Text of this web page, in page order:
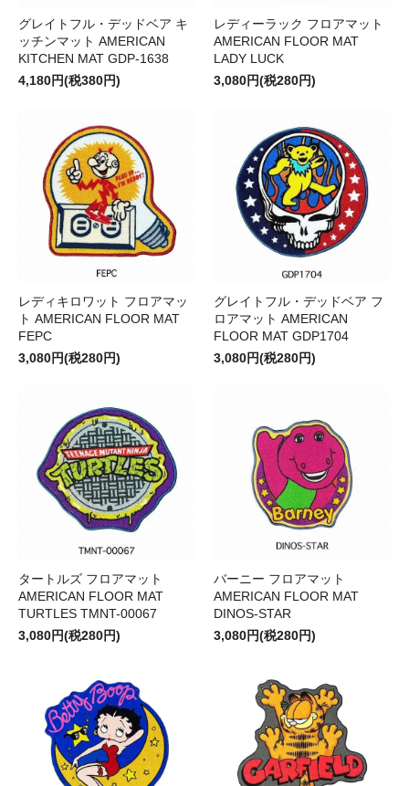
グレイトフル・デッドベア キ
ッチンマット AMERICAN
KITCHEN MAT GDP-1638
4,180円(税380円)
レディーラック フロアマット
AMERICAN FLOOR MAT
LADY LUCK
3,080円(税280円)
レディキロワット フロアマッ
ト AMERICAN FLOOR MAT
FEPC
3,080円(税280円)
グレイトフル・デッドベア フ
ロアマット AMERICAN
FLOOR MAT GDP1704
3,080円(税280円)
タートルズ フロアマット
AMERICAN FLOOR MAT
TURTLES TMNT-00067
3,080円(税280円)
バーニー フロアマット
AMERICAN FLOOR MAT
DINOS-STAR
3,080円(税280円)